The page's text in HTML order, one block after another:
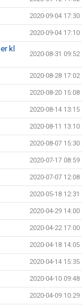
2020-09-04 17:30
2020-09-04 17:10
kl
2020-08-31 09:52
2020-08-28 17:02
2020-08-20 15:08
2020-08-14 13:15
2020-08-11 13:10
2020-08-07 15:30
2020-07-17 08:59
2020-07-07 12:08
2020-05-18 12:31
2020-04-29 14:00
2020-04-22 17:00
2020-04-18 14:05
2020-04-14 15:35
2020-04-10 09:48
2020-04-09 10:29